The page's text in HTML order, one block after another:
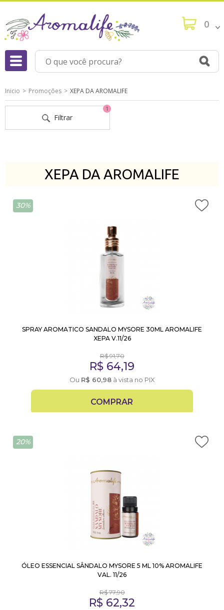
0
Filtrar
1
Inicio Promoções XEPA DA AROMALIFE
XEPA DA AROMALIFE
30%
SPRAY AROMATICO SANDALO MYSORE 30ML AROMALIFE
XEPA V.11/26
R$91,70
R$ 64,19
Ou R$ 60,98à vista no PIX
COMPRAR
20%
ÓLEO ESSENCIAL SÂNDALO MYSORE 5 ML 10% AROMALIFE
VAL. 11/26
R$77,90
R$ 62,32